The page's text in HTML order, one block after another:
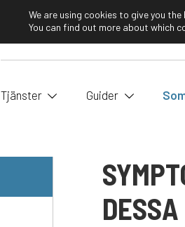
Tjänster Guider
DESSA
We are using cookies to give you
You can find out more about which